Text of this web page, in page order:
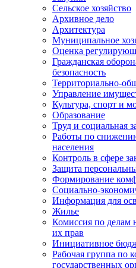
Сельское хозяйство
Архивное дело
Архитектура
Муниципальное
Оценка
Гражданская
безопасность
Территориально-
Управление
Культура, спорт и
Образование
Труд и социальная
Работы по
населения
Контроль в сфере
Защита
Формирование
Социально-
Информация для
Жилье
Комиссия по делам
их прав
Инициативное
Рабочая группа по
государственных